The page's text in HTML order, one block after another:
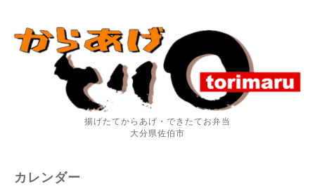
揚げたてからあげ・できたてお弁当
大分県佐伯市
カレンダー